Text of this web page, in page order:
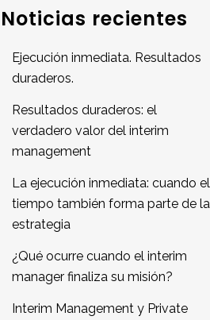
Noticias recientes
Ejecución inmediata. Resultados
duraderos.
Resultados duraderos: el
verdadero valor del interim
management
La ejecución inmediata: cuando el
tiempo también forma parte de la
estrategia
¿Qué ocurre cuando el interim
manager finaliza su misión?
Interim Management y Private